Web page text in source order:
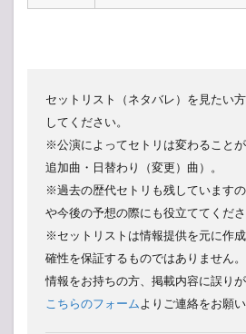
セットリスト（ネタバレ）を見たい
してください。
※公演によってセトリは変わること
追加曲・日替わり（変更）曲）。
※過去の歴代セトリも残しています
や今後の予想の際にも役立ててくださ
※セットリストは情報提供を元に作
確性を保証するものではありません。
情報をお持ちの方、掲載内容に誤り
こちらのフォームよりご連絡をお願い